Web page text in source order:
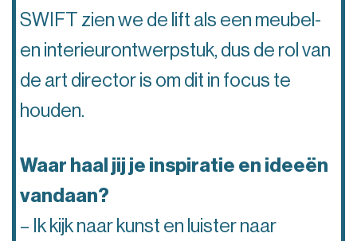
SWIFT zien we de lift als een meubel-
en interieurontwerpstuk, dus de rol van
de art director is om dit in focus te
houden.
Waar haal jij je inspiratie en ideeën
vandaan?
– Ik kijk naar kunst en luister naar